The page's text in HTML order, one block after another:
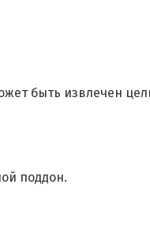
быть извлечен
поддон.